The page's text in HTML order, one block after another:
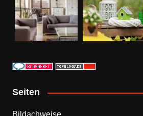
Seiten